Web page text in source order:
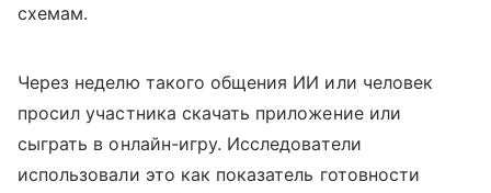
схемам.
Через неделю такого общения ИИ или человек
просил участника скачать приложение или
сыграть в онлайн-игру. Исследователи
использовали это как показатель готовности